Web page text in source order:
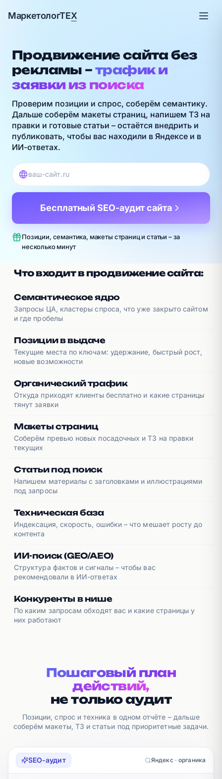
МаркетологТЕХ
Продвижение сайта без
рекламы – трафик и
заявки из поиска
Проверим позиции и спрос, соберём семантику.
Дальше соберём макеты страниц, напишем ТЗ на
правки и готовые статьи – остаётся внедрить и
публиковать, чтобы вас находили в Яндексе и в
ИИ-ответах.
Бесплатный SEO-аудит сайта
Позиции, семантика, макеты страниц и статьи – за
несколько минут
Что входит в продвижение сайта:
Семантическое ядро
Запросы ЦА, кластеры спроса, что уже закрыто сайтом
и где пробелы
Позиции в выдаче
Текущие места по ключам: удержание, быстрый рост,
новые возможности
Органический трафик
Откуда приходят клиенты бесплатно и какие страницы
тянут заявки
Макеты страниц
Соберём превью новых посадочных и ТЗ на правки
текущих
Статьи под поиск
Напишем материалы с заголовками и иллюстрациями
под запросы
Техническая база
Индексация, скорость, ошибки – что мешает росту до
контента
ИИ-поиск (GEO/AEO)
Структура фактов и сигналы – чтобы вас
рекомендовали в ИИ-ответах
Конкуренты в нише
По каким запросам обходят вас и какие страницы у
них работают
Пошаговый план
действий,
не только аудит
Позиции, спрос и техника в одном отчёте – дальше
соберём макеты, ТЗ и статьи под приоритетные задачи.
SEO-аудит Яндекс · органика